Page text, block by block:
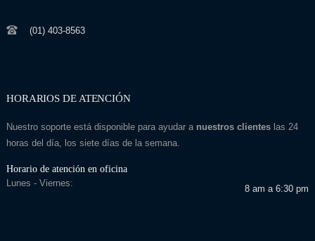
(01) 403-8563
HORARIOS DE ATENCIÓN
Nuestro soporte está disponible para ayudar a nuestros clienteslas 24
horas del día, los siete días de la semana.
Horario de atención en oficina
Lunes - Viernes:
8 am a 6:30 pm